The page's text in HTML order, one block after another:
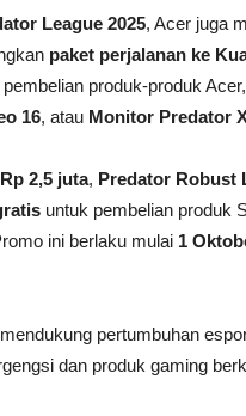
League 2025, Acer juga
paket perjalanan ke
produk-produk
16, atau Monitor Predator
Rp 2,5 juta, Predator Robust
untuk pembelian produk
ini berlaku mulai 1
pertumbuhan
dan produk gaming